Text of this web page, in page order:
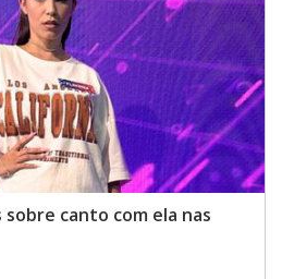
canto com ela nas